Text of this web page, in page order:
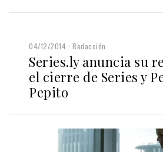
04/12/2014 Redacción
Series.ly anuncia su
el cierre de Series y
Pepito